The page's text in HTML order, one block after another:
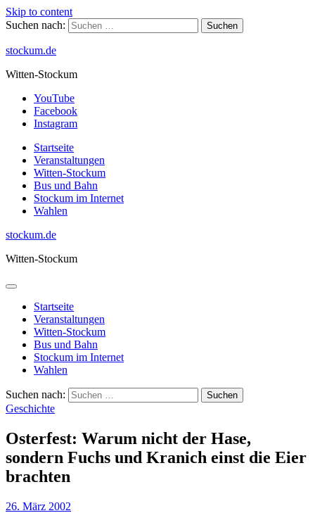
Skip to content
Suchen nach:
stockum.de
Witten-Stockum
YouTube
Facebook
Instagram
Startseite
Veranstaltungen
Witten-Stockum
Bus und Bahn
Stockum im Internet
Wahlen
stockum.de
Witten-Stockum
Startseite
Veranstaltungen
Witten-Stockum
Bus und Bahn
Stockum im Internet
Wahlen
Suchen nach:
Geschichte
Osterfest: Warum nicht der Hase,
sondern Fuchs und Kranich einst die Eier
brachten
26. März 2002